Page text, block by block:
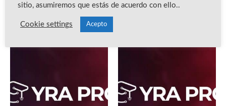
Productos relacionados
sitio, asumiremos que estás de acuerdo con ello..
Cookie settings Acepto